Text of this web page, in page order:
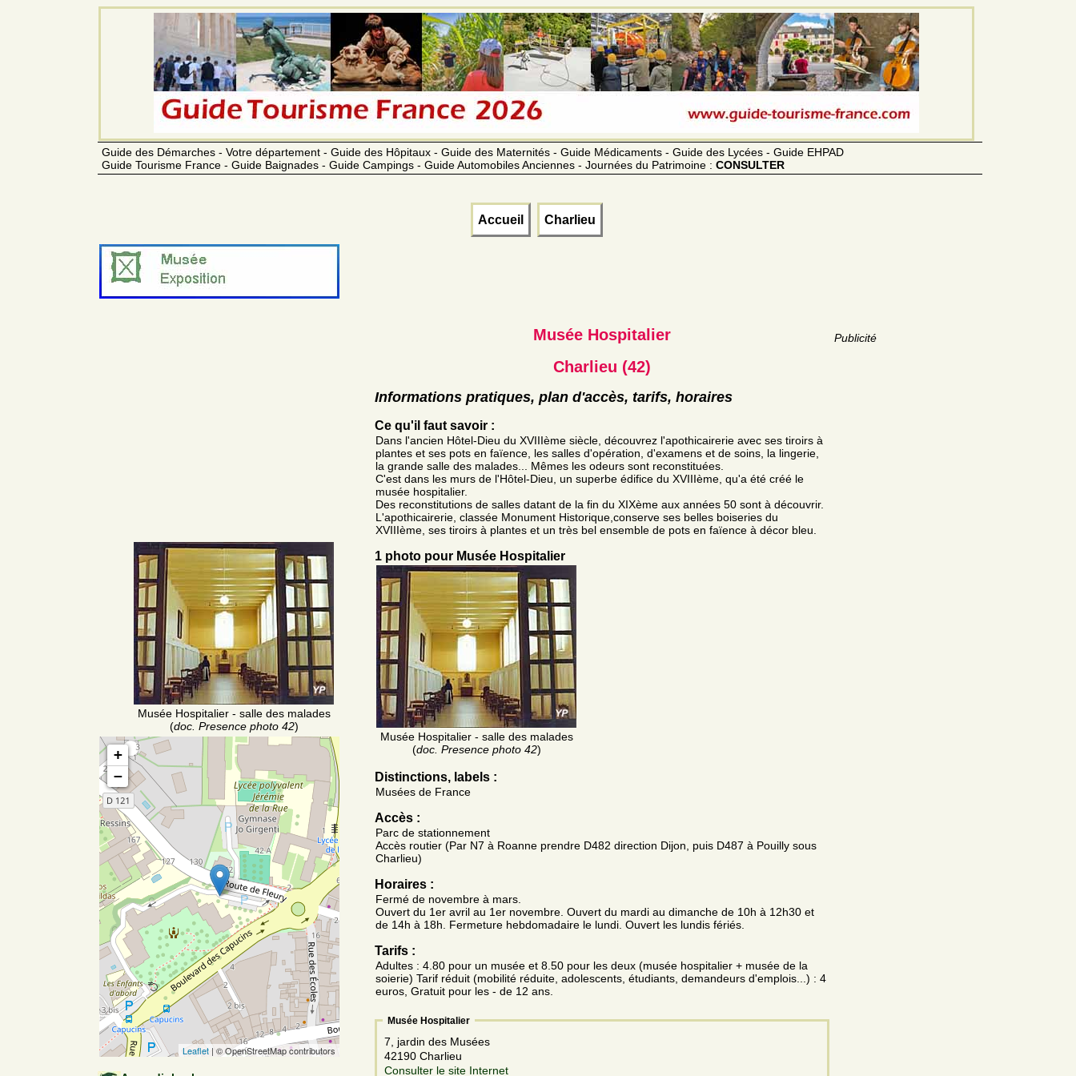
Guide des Démarches - Votre département - Guide des Hôpitaux - Guide des Maternités - Guide Médicaments - Guide des Lycées - Guide EHPAD
Guide Tourisme France - Guide Baignades - Guide Campings - Guide Automobiles Anciennes - Journées du Patrimoine : CONSULTER
Accueil Charlieu
Musée Hospitalier - salle des malades
(doc. Presence photo 42)
+
−
Leaflet | © OpenStreetMap contributors
Publicité
Musée Hospitalier
Charlieu (42)
Informations pratiques, plan d'accès, tarifs, horaires
Ce qu'il faut savoir :
Dans l'ancien Hôtel-Dieu du XVIIIème siècle, découvrez l'apothicairerie avec ses tiroirs à
plantes et ses pots en faïence, les salles d'opération, d'examens et de soins, la lingerie,
la grande salle des malades... Mêmes les odeurs sont reconstituées.
C'est dans les murs de l'Hôtel-Dieu, un superbe édifice du XVIIIème, qu'a été créé le
musée hospitalier.
Des reconstitutions de salles datant de la fin du XIXème aux années 50 sont à découvrir.
L'apothicairerie, classée Monument Historique,conserve ses belles boiseries du
XVIIIème, ses tiroirs à plantes et un très bel ensemble de pots en faïence à décor bleu.
1 photo pour Musée Hospitalier
Musée Hospitalier - salle des malades
(doc. Presence photo 42)
Distinctions, labels :
Musées de France
Accès :
Parc de stationnement
Accès routier (Par N7 à Roanne prendre D482 direction Dijon, puis D487 à Pouilly sous
Charlieu)
Horaires :
Fermé de novembre à mars.
Ouvert du 1er avril au 1er novembre. Ouvert du mardi au dimanche de 10h à 12h30 et
de 14h à 18h. Fermeture hebdomadaire le lundi. Ouvert les lundis fériés.
Tarifs :
Adultes : 4.80 pour un musée et 8.50 pour les deux (musée hospitalier + musée de la
soierie) Tarif réduit (mobilité réduite, adolescents, étudiants, demandeurs d'emplois...) : 4
euros, Gratuit pour les - de 12 ans.
Musée Hospitalier
7, jardin des Musées
42190 Charlieu
Consulter le site Internet